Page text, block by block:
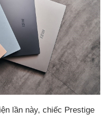
lần này, chiếc Prestige